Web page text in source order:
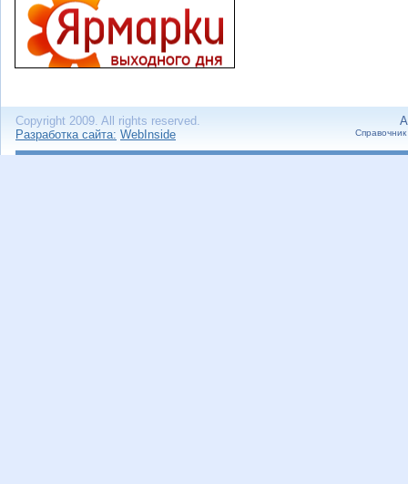
Copyright 2009. All rights reserved.
Разработка сайта: WebInside